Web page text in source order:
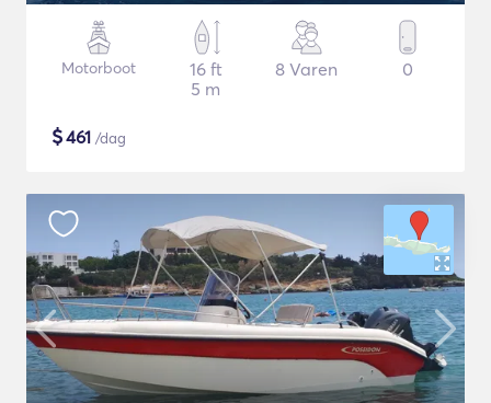
Motorboot
16 ft
5 m
8 Varen 0
$461 /dag